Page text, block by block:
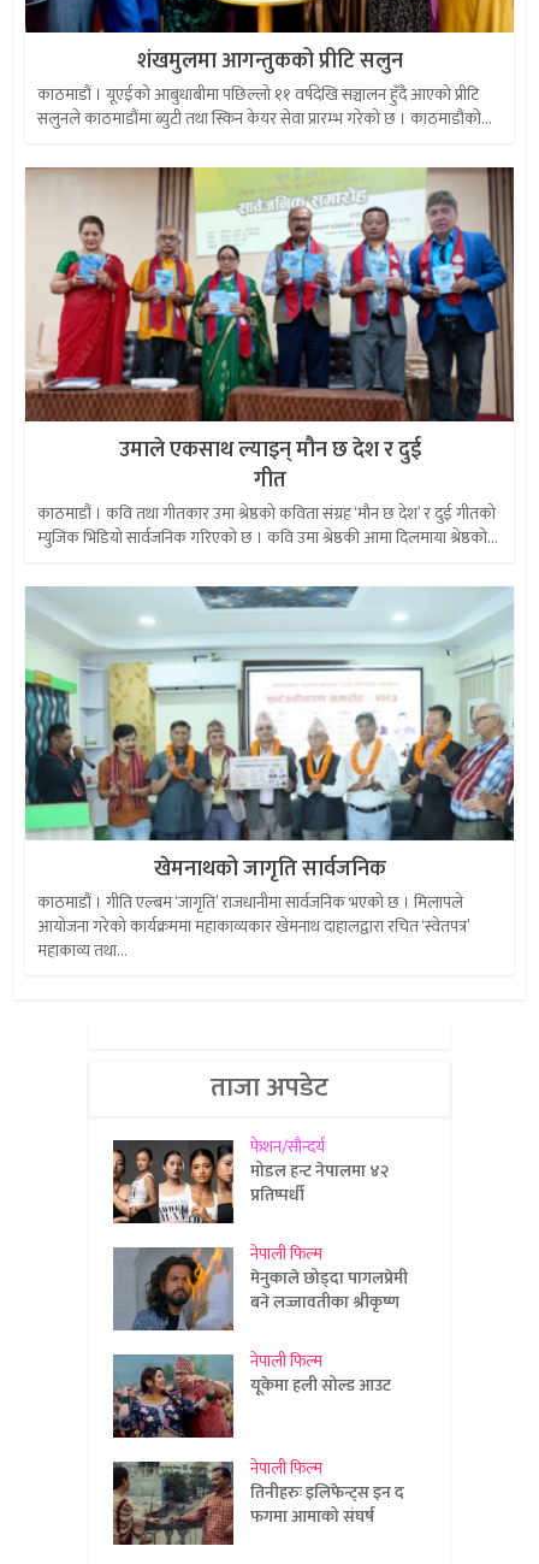
शंखमुलमा आगन्तुकको प्रीटि सलुन
काठमाडौं । यूएईको आबुधाबीमा पछिल्लो ११ वर्षदेखि सञ्चालन हुँदै आएको प्रीटि
सलुनले काठमाडौंमा ब्युटी तथा स्किन केयर सेवा प्रारम्भ गरेको छ । काठमाडौंको...
उमाले एकसाथ ल्याइन् मौन छ देश र दुई
गीत
काठमाडौं । कवि तथा गीतकार उमा श्रेष्ठको कविता संग्रह ‘मौन छ देश’ र दुई गीतको
म्युजिक भिडियो सार्वजनिक गरिएको छ । कवि उमा श्रेष्ठकी आमा दिलमाया श्रेष्ठको...
खेमनाथको जागृति सार्वजनिक
काठमाडौं । गीति एल्बम ‘जागृति’ राजधानीमा सार्वजनिक भएको छ । मिलापले
आयोजना गरेको कार्यक्रममा महाकाव्यकार खेमनाथ दाहालद्वारा रचित ‘स्वेतपत्र’
महाकाव्य तथा...
ताजा अपडेट
फेशन/सौन्दर्य
मोडल हन्ट नेपालमा ४२
प्रतिष्पर्धी
नेपाली फिल्म
मेनुकाले छोड्दा पागलप्रेमी
बने लज्जावतीका श्रीकृष्ण
नेपाली फिल्म
यूकेमा हली सोल्ड आउट
नेपाली फिल्म
तिनीहरुः इलिफेन्ट्स इन द
फगमा आमाको संघर्ष